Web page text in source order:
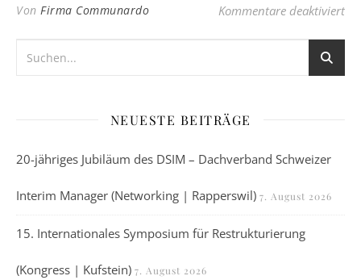
Von Firma Communardo Kommentare deaktiviertfür
NEUESTE BEITRÄGE
20-jähriges Jubiläum des DSIM – Dachverband Schweizer
Interim Manager (Networking | Rapperswil) 7. August 2026
15. Internationales Symposium für Restrukturierung
(Kongress | Kufstein) 7. August 2026